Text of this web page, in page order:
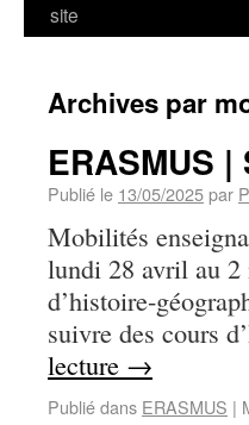
site
Archives par
ERASMUS
Publié le 13/05/2025par
Mobilités
lundi 28 avril au 2
d’histoire-
suivre des cours
lecture →
Publié dans ERASMUS |